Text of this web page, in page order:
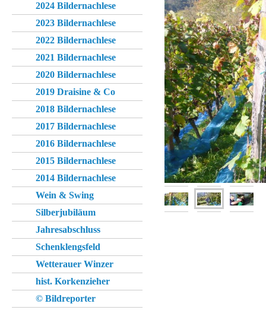
2024 Bildernachlese
2023 Bildernachlese
2022 Bildernachlese
2021 Bildernachlese
2020 Bildernachlese
2019 Draisine & Co
2018 Bildernachlese
2017 Bildernachlese
2016 Bildernachlese
2015 Bildernachlese
2014 Bildernachlese
Wein & Swing
Silberjubiläum
Jahresabschluss
Schenklengsfeld
Wetterauer Winzer
hist. Korkenzieher
© Bildreporter